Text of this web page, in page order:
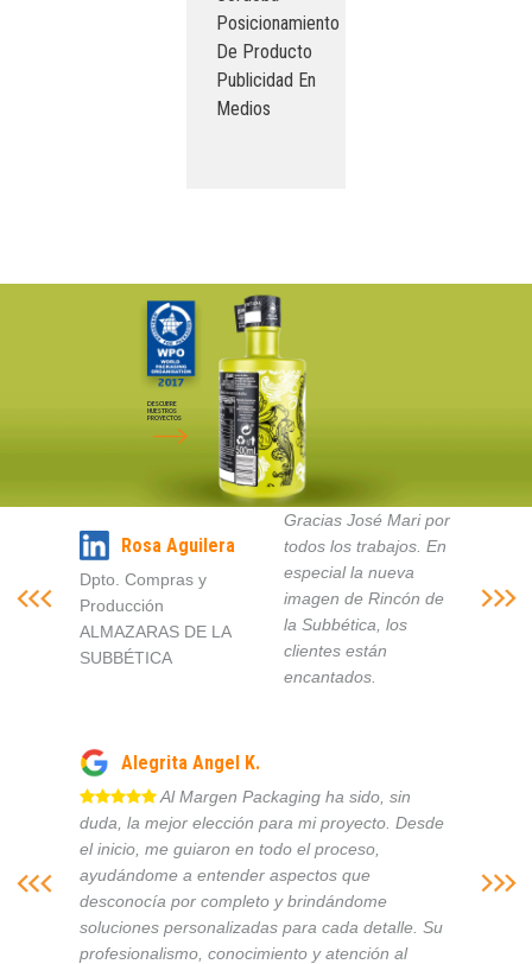
Posicionamiento
De Producto
Publicidad En
Medios
DESCUBRE
NUESTROS
PROYECTOS
Rosa Aguilera
Dpto. Compras y
Producción
ALMAZARAS DE LA
SUBBÉTICA
Gracias José Mari por
todos los trabajos. En
especial la nueva
imagen de Rincón de
la Subbética, los
clientes están
encantados.
Alegrita Angel K.
Al Margen Packaging ha sido, sin
duda, la mejor elección para mi proyecto. Desde
el inicio, me guiaron en todo el proceso,
ayudándome a entender aspectos que
desconocía por completo y brindándome
soluciones personalizadas para cada detalle. Su
profesionalismo, conocimiento y atención al